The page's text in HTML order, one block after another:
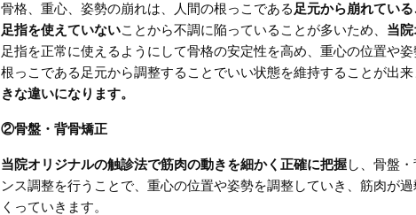
骨格、重心、姿勢の崩れは、人間の根っこである 足元から崩れてい
足指を使えていないことから不調に陥っていることが多いため、 当
足指を正常に使えるようにして骨格の安定性を高め、重心の位置や姿
根っこである足元から調整することでいい状態を維持することが出来
きな違いになります。
②骨盤・背骨矯正
当院オリジナルの触診法で筋肉の動きを細かく正確に把握し、骨盤
ンス調整を行うことで、重心の位置や姿勢を調整していき、筋肉が
くっていきます。